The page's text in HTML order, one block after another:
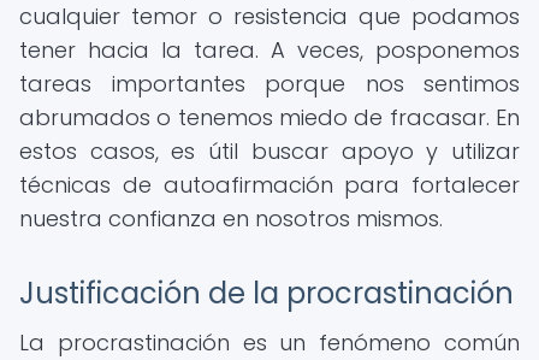
cualquier temor o resistencia que podamos
tener hacia la tarea. A veces, posponemos
tareas importantes porque nos sentimos
abrumados o tenemos miedo de fracasar. En
estos casos, es útil buscar apoyo y utilizar
técnicas de autoafirmación para fortalecer
nuestra confianza en nosotros mismos.
Justificación de la procrastinación
La procrastinación es un fenómeno común